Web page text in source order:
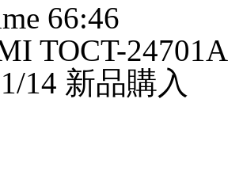
66:46
TOCT-24701A
14 新品購入